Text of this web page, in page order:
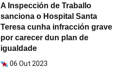
A Inspección de Traballo
sanciona o Hospital Santa
Teresa cunha infracción grave
por carecer dun plan de
igualdade
06 Out 2023